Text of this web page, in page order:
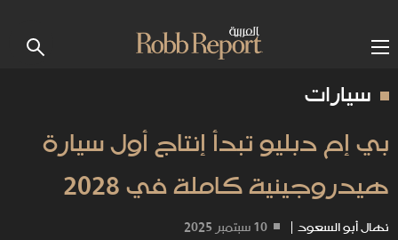
سيارات
بي إم دبليو تبدأ إنتاج أول سيارة
هيدروجينية كاملة في 2028
نهال أبو السعود | 10 سبتمبر 2025